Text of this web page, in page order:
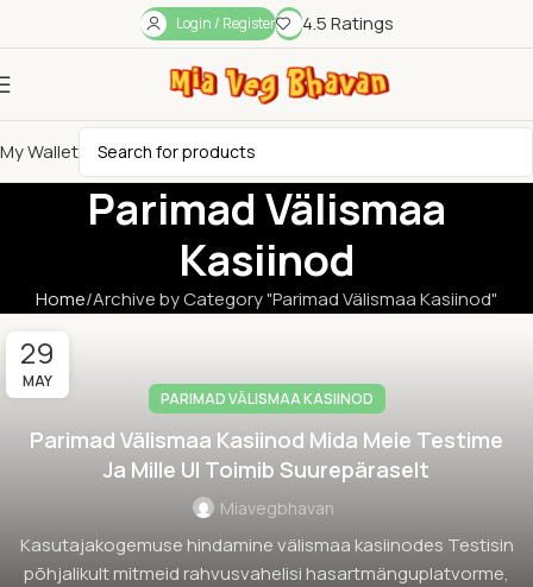
Login / Register 4.5 Ratings
My Wallet
Parimad Välismaa
Kasiinod
Home Archive by Category "Parimad Välismaa Kasiinod"
29
MAY
PARIMAD VÄLISMAA KASIINOD
Parimad Välismaa Kasiinod Mida Meie Testime
Ja Mille UI Toimib Suurepäraselt
Miavegbhavan
Kasutajakogemuse hindamine välismaa kasiinodes Testisin
põhjalikult mitmeid rahvusvahelisi hasartmänguplatvorme,